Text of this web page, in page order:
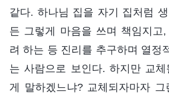
같다. 하나님 집을 자기 집처럼
든 그렇게 마음을 쓰며 책임지고
려 하는 등 진리를 추구하며 열정
는 사람으로 보인다. 하지만 교
게 말하겠느냐? 교체되자마자